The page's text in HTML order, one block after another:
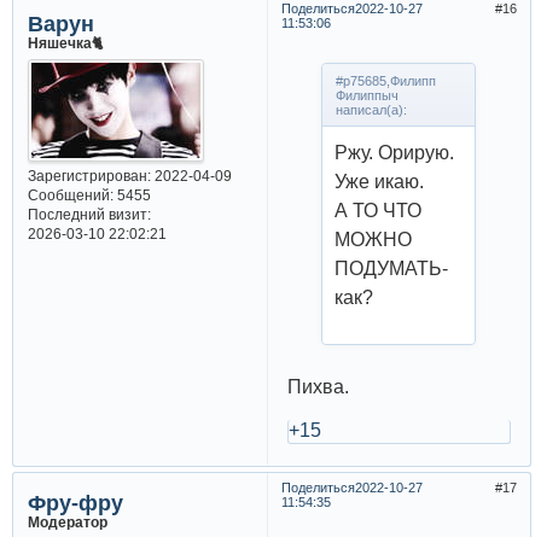
Поделиться 16
2022-10-27
11:53:06
Варун
Няшечка🐈
Зарегистрирован: 2022-04-09
Сообщений:5455
Последний визит:
2026-03-10 22:02:21
#p75685,Филипп
Филиппыч
написал(а):
Ржу. Орирую.
Уже икаю.
А ТО ЧТО
МОЖНО
ПОДУМАТЬ-
как?
Пихва.
+15
Поделиться 17
2022-10-27
11:54:35
Фру-фру
Модератор